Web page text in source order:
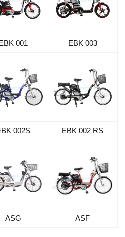
EBK 001 EBK 003
002S EBK 002 RS
ASG ASF